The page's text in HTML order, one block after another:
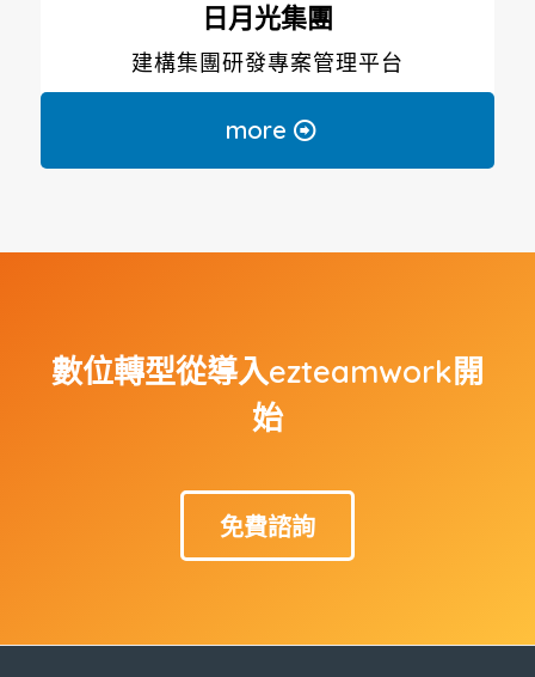
日月光集團
建構集團研發專案管理平台
more
數位轉型從導入ezteamwork開
始
免費諮詢